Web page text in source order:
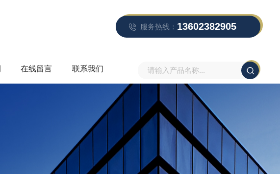
服务热线： 13602382905
在线留言 联系我们